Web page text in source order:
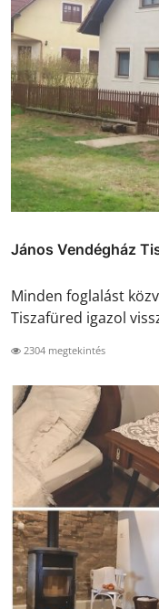
János Vendégház
Minden foglalást
Tiszafüred igazol
2304 megtekintés